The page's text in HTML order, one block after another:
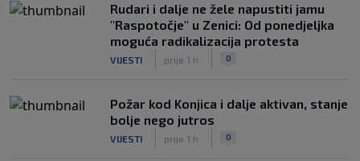
Rudari i dalje ne žele napustiti jamu
"Raspotočje" u Zenici: Od ponedjeljka
moguća radikalizacija protesta
VIJESTI prije 1 h 0
Požar kod Konjica i dalje aktivan, stanje
bolje nego jutros
VIJESTI prije 1 h 0